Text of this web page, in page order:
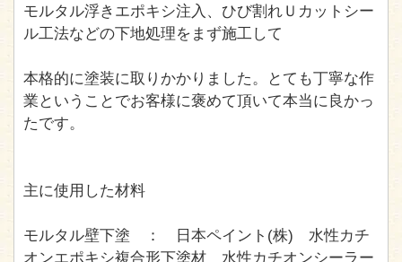
モルタル浮きエポキシ注入、ひび割れＵカットシー
ル工法などの下地処理をまず施工して
本格的に塗装に取りかかりました。とても丁寧な作
業ということでお客様に褒めて頂いて本当に良かっ
たです。
主に使用した材料
モルタル壁下塗 ： 日本ペイント(株) 水性カチ
オンエポキシ複合形下塗材 水性カチオンシーラー